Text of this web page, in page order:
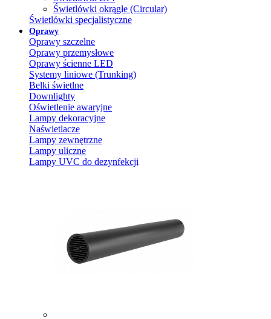
Świetlówki okrągłe (Circular)
Świetlówki specjalistyczne
Oprawy
Oprawy szczelne
Oprawy przemysłowe
Oprawy ścienne LED
Systemy liniowe (Trunking)
Belki świetlne
Downlighty
Oświetlenie awaryjne
Lampy dekoracyjne
Naświetlacze
Lampy zewnętrzne
Lampy uliczne
Lampy UVC do dezynfekcji